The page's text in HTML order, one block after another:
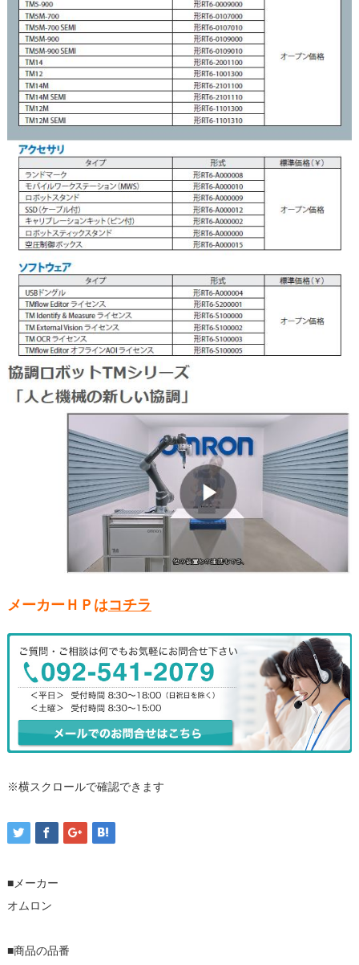
メーカーＨＰはコチラ
※横スクロールで確認できます
■メーカー
オムロン
■商品の品番